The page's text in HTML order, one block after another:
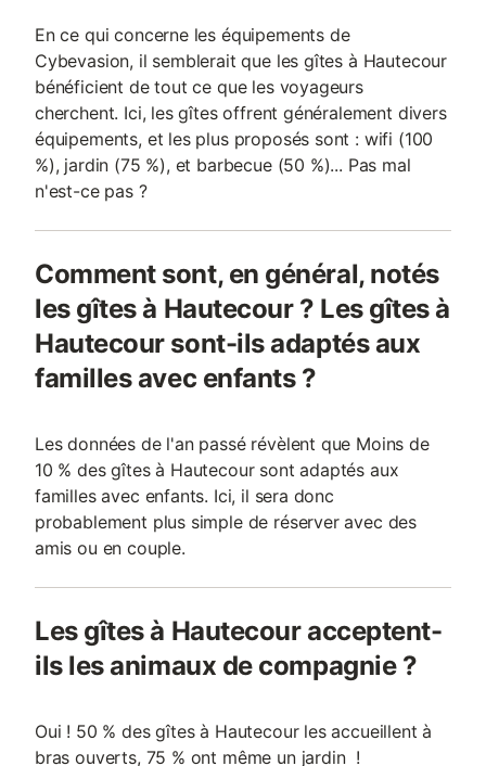
En ce qui concerne les équipements de
Cybevasion, il semblerait que les gîtes à Hautecour
bénéficient de tout ce que les voyageurs
cherchent. Ici, les gîtes offrent généralement divers
équipements, et les plus proposés sont : wifi (100
%), jardin (75 %), et barbecue (50 %)... Pas mal
n'est-ce pas ?
Comment sont, en général, notés
les gîtes à Hautecour ? Les gîtes à
Hautecour sont-ils adaptés aux
familles avec enfants ?
Les données de l'an passé révèlent que Moins de
10 % des gîtes à Hautecour sont adaptés aux
familles avec enfants. Ici, il sera donc
probablement plus simple de réserver avec des
amis ou en couple.
Les gîtes à Hautecour acceptent-
ils les animaux de compagnie ?
Oui ! 50 % des gîtes à Hautecour les accueillent à
bras ouverts, 75 % ont même un jardin !